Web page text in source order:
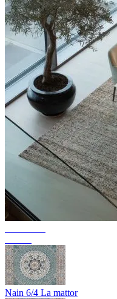
Nain 6/4 La mattor